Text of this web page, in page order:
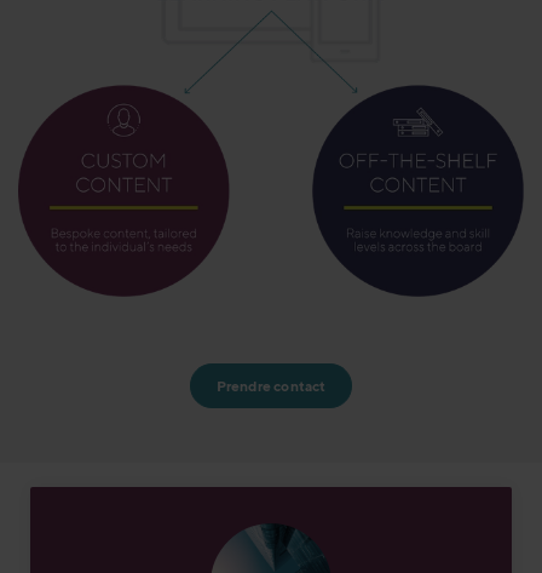
Prendre contact